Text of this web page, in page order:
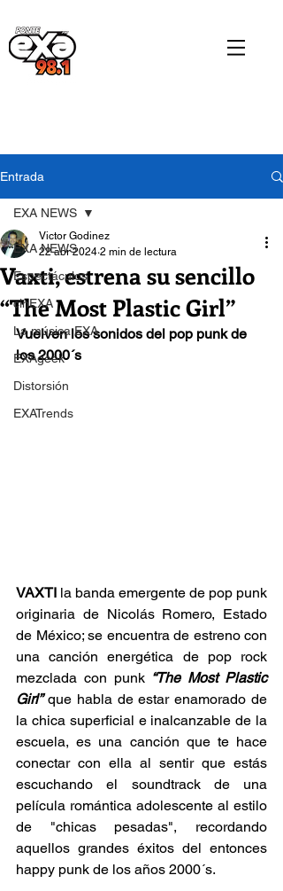
Entrada
EXA NEWS
Espectáculos
cinEXA
La música EXA
EXAgeek
Distorsión
EXATrends
EXA NEWS
Vaxti, estrena su sencillo
“The Most Plastic Girl”
Victor Godinez
22 abr 2024 2 min de lectura
Vuelven los sonidos del pop punk de
los 2000´s
VAXTI la banda emergente de pop punk
originaria de Nicolás Romero, Estado
de México; se encuentra de estreno con
una canción energética de pop rock
mezclada con punk “The Most Plastic
Girl” que habla de estar enamorado de
la chica superficial e inalcanzable de la
escuela, es una canción que te hace
conectar con ella al sentir que estás
escuchando el soundtrack de una
película romántica adolescente al estilo
de "chicas pesadas", recordando
aquellos grandes éxitos del entonces
happy punk de los años 2000´s.